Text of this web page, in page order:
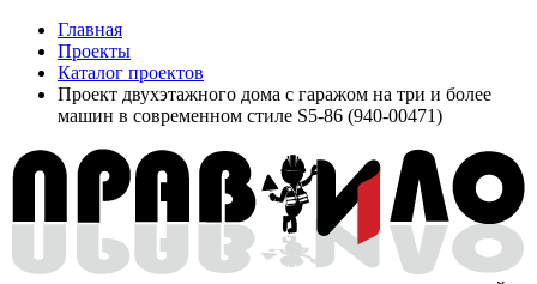
Главная
Проекты
Каталог проектов
Проект двухэтажного дома с гаражом на три и более
машин в современном стиле S5-86 (940-00471)